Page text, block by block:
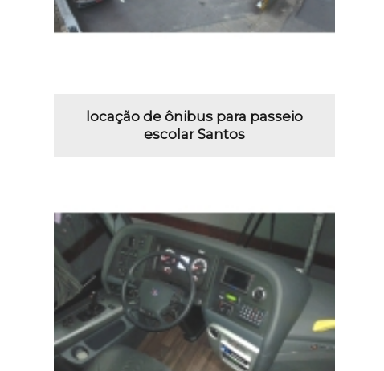
locação de ônibus para passeio
escolar Santos